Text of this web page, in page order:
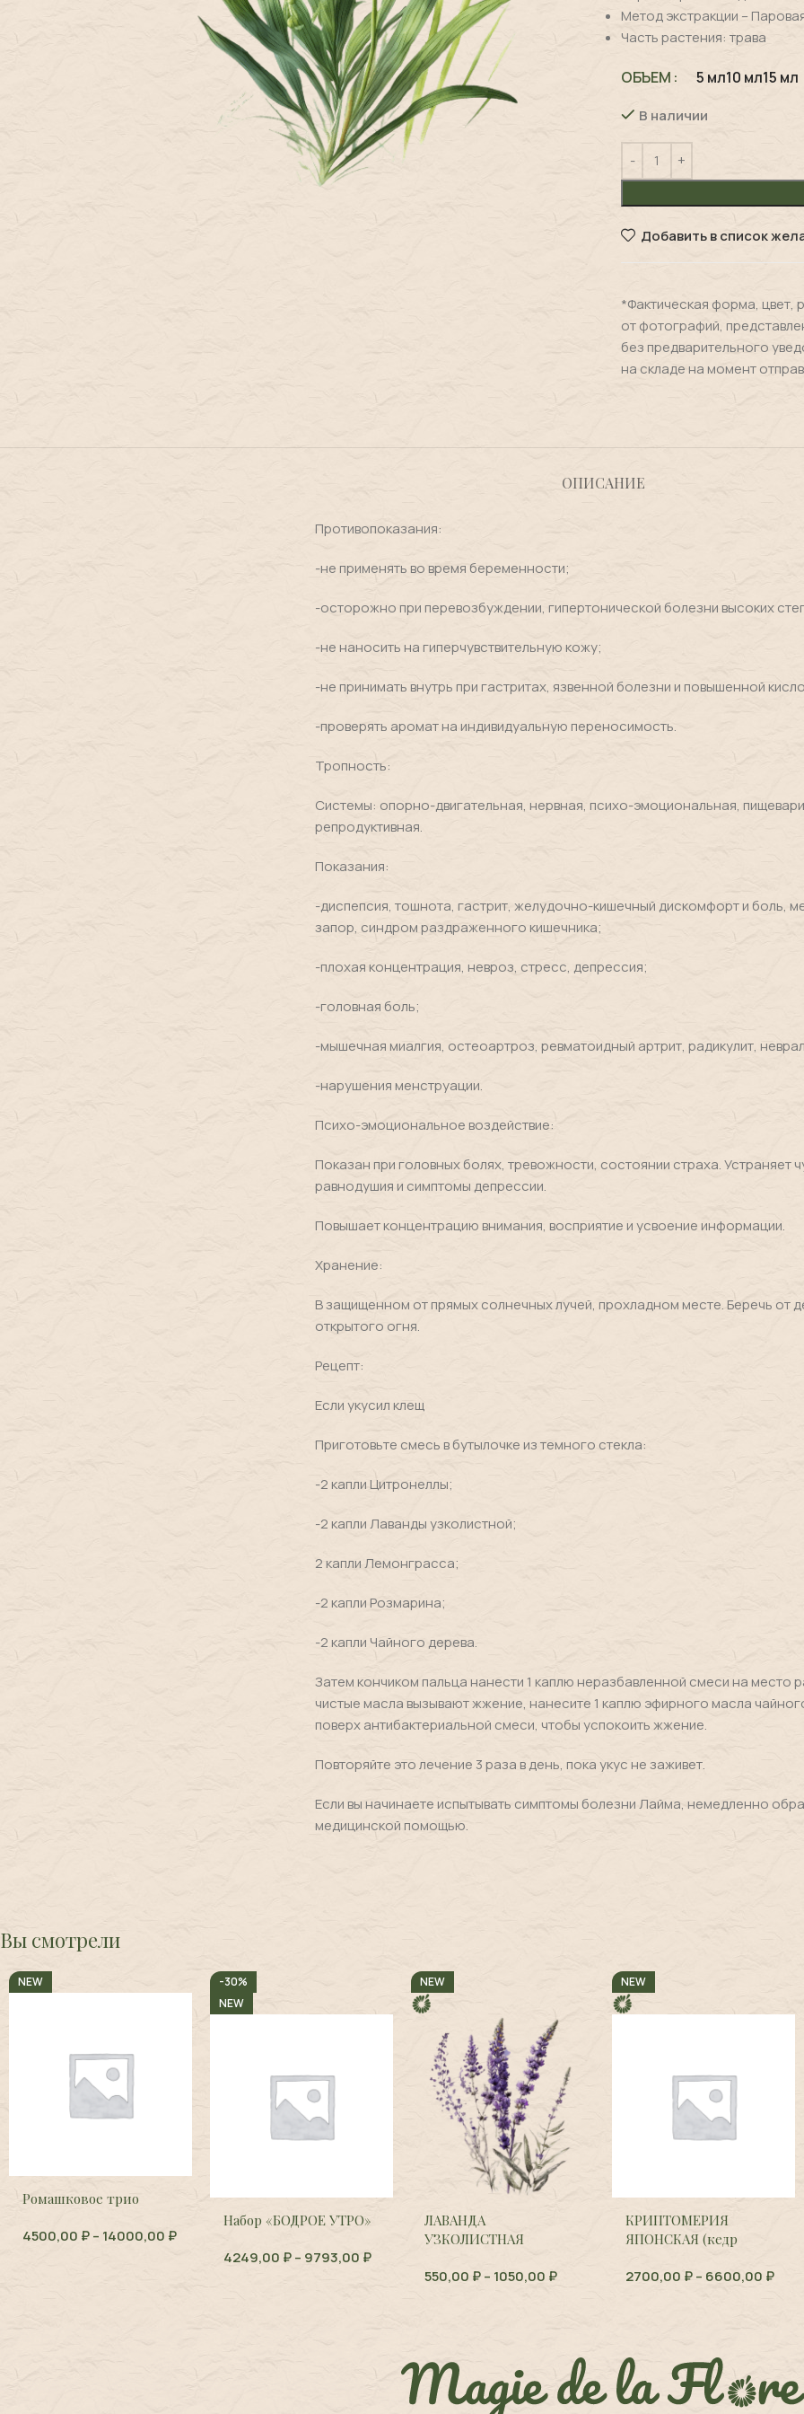
Метод экстракции –
Часть растения: трава
ОБЪЕМ 5 мл10 мл15 мл
В наличии
Добавить в список
*Фактическая форма, цвет,
от фотографий,
без предварительного
на складе на момент
ОПИСАНИЕ
Противопоказания:
-не применять во время беременности;
-осторожно при перевозбуждении, гипертонической болезни высоких
-не наносить на гиперчувствительную кожу;
-не принимать внутрь при гастритах, язвенной болезни и повышенной
-проверять аромат на индивидуальную переносимость.
Тропность:
Системы: опорно-двигательная, нервная, психо-эмоциональная,
репродуктивная.
Показания:
-диспепсия, тошнота, гастрит, желудочно-кишечный дискомфорт и боль,
запор, синдром раздраженного кишечника;
-плохая концентрация, невроз, стресс, депрессия;
-головная боль;
-мышечная миалгия, остеоартроз, ревматоидный артрит, радикулит,
-нарушения менструации.
Психо-эмоциональное воздействие:
Показан при головных болях, тревожности, состоянии страха. Устраняет
равнодушия и симптомы депрессии.
Повышает концентрацию внимания, восприятие и усвоение информации.
Хранение:
В защищенном от прямых солнечных лучей, прохладном месте. Беречь от
открытого огня.
Рецепт:
Если укусил клещ
Приготовьте смесь в бутылочке из темного стекла:
-2 капли Цитронеллы;
-2 капли Лаванды узколистной;
2 капли Лемонграсса;
-2 капли Розмарина;
-2 капли Чайного дерева.
Затем кончиком пальца нанести 1 каплю неразбавленной смеси на место
чистые масла вызывают жжение, нанесите 1 каплю эфирного масла
поверх антибактериальной смеси, чтобы успокоить жжение.
Повторяйте это лечение 3 раза в день, пока укус не заживет.
Если вы начинаете испытывать симптомы болезни Лайма, немедленно
медицинской помощью.
Вы смотрели
NEW
Ромашковое трио
4500,00 ₽– 14000,00 ₽
-30%
NEW
Набор «БОДРОЕ УТРО»
4249,00 ₽– 9793,00 ₽
NEW
ЛАВАНДА
УЗКОЛИСТНАЯ
angustifolia
550,00 ₽– 1050,00 ₽
NEW
КРИПТОМЕРИЯ
ЯПОНСКАЯ (кедр
japonica
2700,00 ₽– 6600,00 ₽